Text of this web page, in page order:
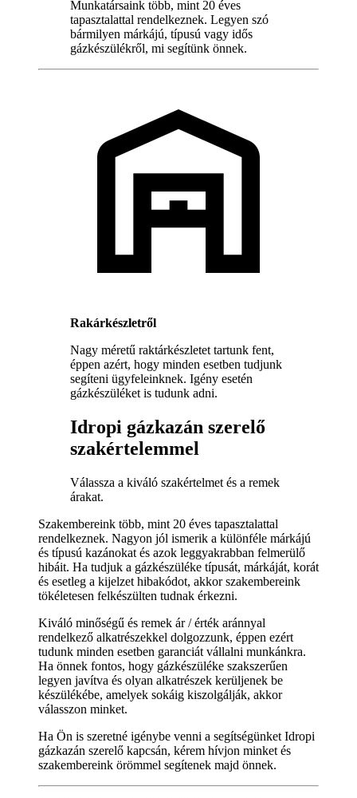
Munkatársaink több, mint 20 éves
tapasztalattal rendelkeznek. Legyen szó
bármilyen márkájú, típusú vagy idős
gázkészülékről, mi segítünk önnek.
Rakárkészletről
Nagy méretű raktárkészletet tartunk fent,
éppen azért, hogy minden esetben tudjunk
segíteni ügyfeleinknek. Igény esetén
gázkészüléket is tudunk adni.
Idropi gázkazán szerelő
szakértelemmel
Válassza a kiváló szakértelmet és a remek
árakat.
Szakembereink több, mint 20 éves tapasztalattal
rendelkeznek. Nagyon jól ismerik a különféle márkájú
és típusú kazánokat és azok leggyakrabban felmerülő
hibáit. Ha tudjuk a gázkészüléke típusát, márkáját, korát
és esetleg a kijelzet hibakódot, akkor szakembereink
tökéletesen felkészülten tudnak érkezni.
Kiváló minőségű és remek ár / érték aránnyal
rendelkező alkatrészekkel dolgozzunk, éppen ezért
tudunk minden esetben garanciát vállalni munkánkra.
Ha önnek fontos, hogy gázkészüléke szakszerűen
legyen javítva és olyan alkatrészek kerüljenek be
készülékébe, amelyek sokáig kiszolgálják, akkor
válasszon minket.
Ha Ön is szeretné igénybe venni a segítségünket Idropi
gázkazán szerelő kapcsán, kérem hívjon minket és
szakembereink örömmel segítenek majd önnek.